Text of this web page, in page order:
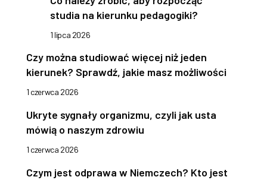
studia na kierunku pedagogiki?
1 lipca 2026
Czy można studiować więcej niż jeden
kierunek? Sprawdź, jakie masz możliwości
1 czerwca 2026
Ukryte sygnały organizmu, czyli jak usta
mówią o naszym zdrowiu
1 czerwca 2026
Czym jest odprawa w Niemczech? Kto jest